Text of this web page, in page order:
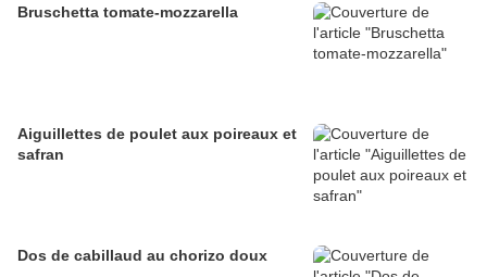
Bruschetta tomate-mozzarella
Aiguillettes de poulet aux poireaux et
safran
Dos de cabillaud au chorizo doux